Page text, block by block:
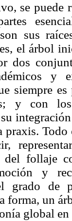
se puede
sus
el árbol
dos
y
siempre
y con
praxis.
del follaje
y
grado de
forma, un
global